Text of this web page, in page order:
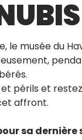
le musée du
périls et
affront.
sa dernière